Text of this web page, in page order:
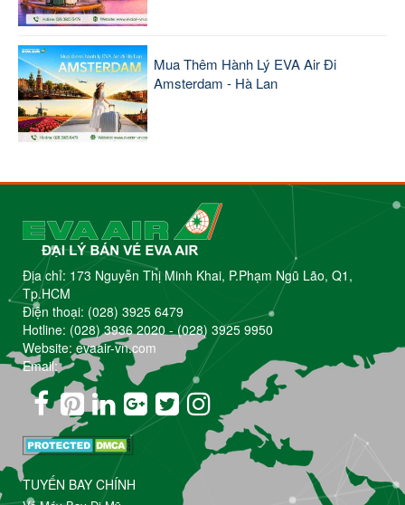
Mua Thêm Hành Lý EVA Air Đi
Amsterdam - Hà Lan
Địa chỉ: 173 Nguyễn Thị Minh Khai, P.Phạm Ngũ Lão, Q1,
Tp.HCM
Điện thoại: (028) 3925 6479
Hotline: (028) 3936 2020-(028) 3925 9950
Website: evaair-vn.com
Email:
TUYẾN BAY CHÍNH